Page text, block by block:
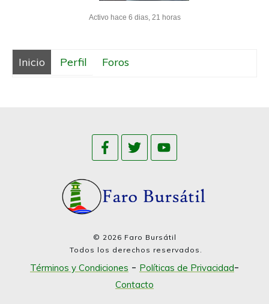
Activo hace 6 dias, 21 horas
Inicio Perfil Foros
Términos y Condiciones - Políticas de Privacidad-
Contacto
© 2026 Faro Bursátil
Todos los derechos reservados.